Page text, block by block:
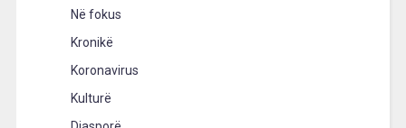
Në fokus
Kronikë
Koronavirus
Kulturë